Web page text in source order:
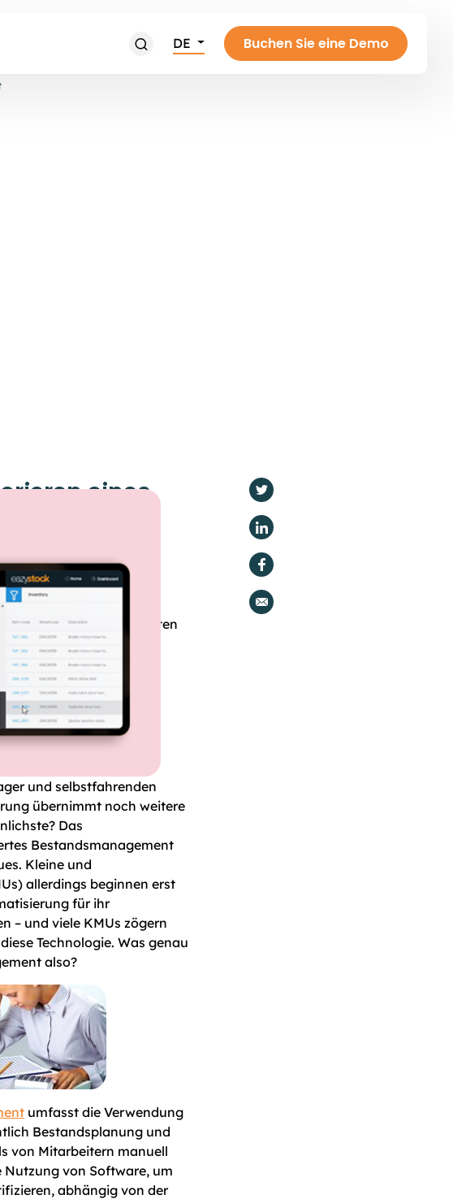
DE Buchen Sie eine Demo
eines
Ihre
Lesezeit - Minuten
und selbstfahrenden
übernimmt noch weitere
Das
Bestandsmanagement
Kleine und
allerdings beginnen erst
für ihr
– und viele KMUs zögern
Technologie. Was genau
also?
umfasst die Verwendung
Bestandsplanung und
von Mitarbeitern manuell
von Software, um
abhängig von der